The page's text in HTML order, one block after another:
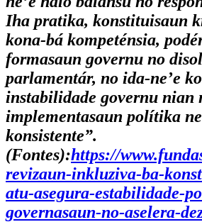
Iha pratika, konstituisaun
kona-bá kompeténsia,
formasaun governu no
parlamentár, no ida-ne’e
instabilidade governu nian
implementasaun polítika
konsistente”.
(Fontes):https://
revizaun-inkluziva-ba-
atu-asegura-estabilidade-
governasaun-no-aselera-